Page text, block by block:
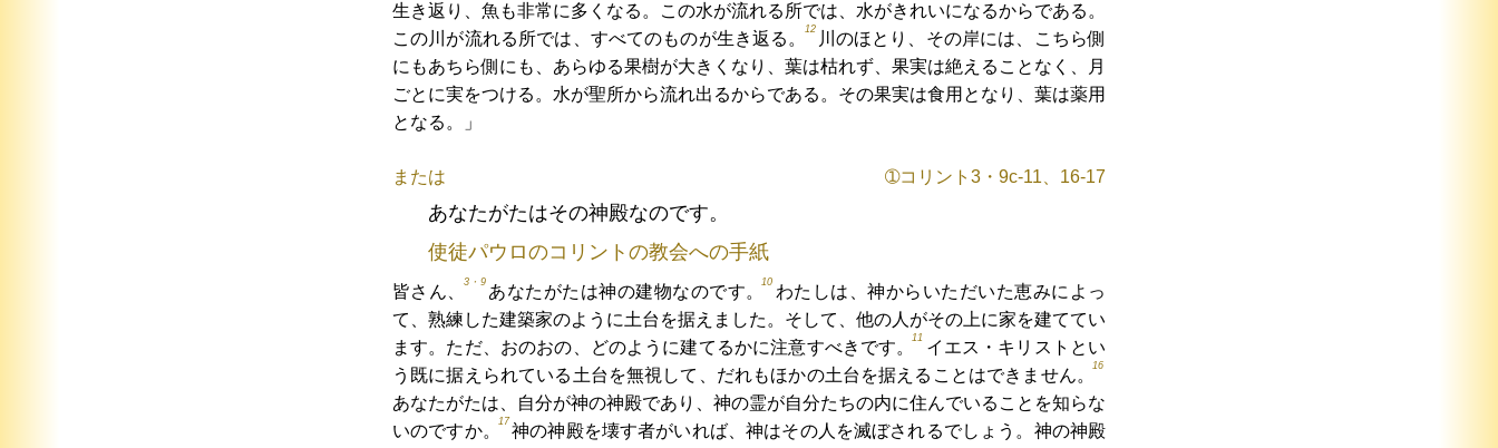
生き返り、魚も非常に多くなる。この水が流れる所では、水がきれいになるからである。
この川が流れる所では、すべてのものが生き返る。
12
川のほとり、その岸には、こちら側
にもあちら側にも、あらゆる果樹が大きくなり、葉は枯れず、果実は絶えることなく、月
ごとに実をつける。水が聖所から流れ出るからである。その果実は食用となり、葉は薬用
となる。」
または ➀コリント3・9c-11、16-17
あなたがたはその神殿なのです。
使徒パウロのコリントの教会への手紙
皆さん、
3・9
あなたがたは神の建物なのです。
10
わたしは、神からいただいた恵みによっ
て、熟練した建築家のように土台を据えました。そして、他の人がその上に家を建ててい
ます。ただ、おのおの、どのように建てるかに注意すべきです。
11
イエス・キリストとい
う既に据えられている土台を無視して、だれもほかの土台を据えることはできません。
16
あなたがたは、自分が神の神殿であり、神の霊が自分たちの内に住んでいることを知らな
いのですか。
17
神の神殿を壊す者がいれば、神はその人を滅ぼされるでしょう。神の神殿